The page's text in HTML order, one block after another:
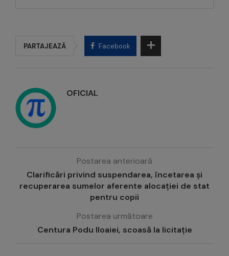
PARTAJEAZĂ Facebook
OFICIAL
Postarea anterioară
Clarificări privind suspendarea, încetarea și
recuperarea sumelor aferente alocației de stat
pentru copii
Postarea următoare
Centura Podu Iloaiei, scoasă la licitație